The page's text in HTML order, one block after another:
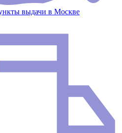
выдачи в Москве